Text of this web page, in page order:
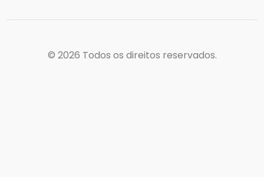
© 2026 Todos os direitos reservados.